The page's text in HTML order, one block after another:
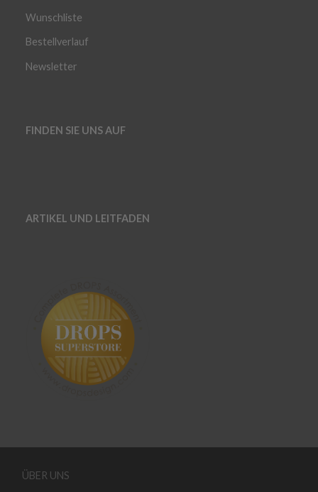
Wunschliste
Bestellverlauf
Newsletter
FINDEN SIE UNS AUF
ARTIKEL UND LEITFADEN
ÜBER UNS